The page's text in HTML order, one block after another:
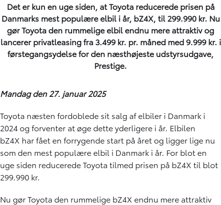
Det er kun en uge siden, at Toyota reducerede prisen på
Danmarks mest populære elbil i år, bZ4X, til 299.990 kr. Nu
gør Toyota den rummelige elbil endnu mere attraktiv og
lancerer privatleasing fra 3.499 kr. pr. måned med 9.999 kr. i
førstegangsydelse for den næsthøjeste udstyrsudgave,
Prestige.
Mandag den 27. januar 2025
Toyota næsten fordoblede sit salg af elbiler i Danmark i
2024 og forventer at øge dette yderligere i år. Elbilen
bZ4X har fået en forrygende start på året og ligger lige nu
som den mest populære elbil i Danmark i år. For blot en
uge siden reducerede Toyota tilmed prisen på bZ4X til blot
299.990 kr.
Nu gør Toyota den rummelige bZ4X endnu mere attraktiv